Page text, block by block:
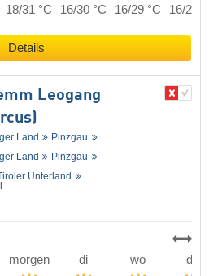
18/31 °C 16/30 °C 16/29 °C 16/29
Details
Leogang
Land
Pinzgau
Land
Pinzgau
Unterland
morgen di wo do